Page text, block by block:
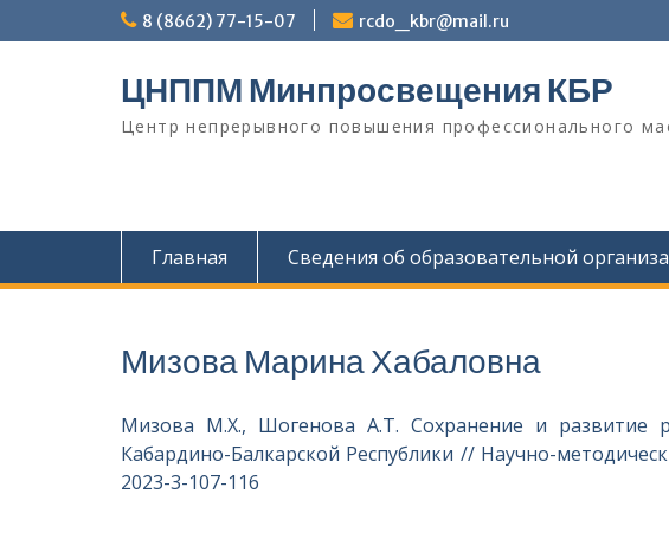
к
8 (8662) 77-15-07 rcdo_kbr@mail.ru
ЦНППМ Минпросвещения КБР
Центр непрерывного повышения профессионального
Главная Сведения об образовательной
Мизова Марина Хабаловна
Мизова М.Х., Шогенова А.Т. Сохранение и развитие
Кабардино-Балкарской Республики // Научно-
2023-3-107-116